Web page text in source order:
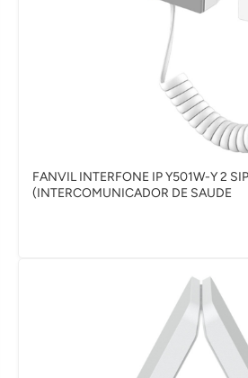
FANVIL INTERFONE IP Y501W-Y 2 SIP
(INTERCOMUNICADOR DE SAUDE